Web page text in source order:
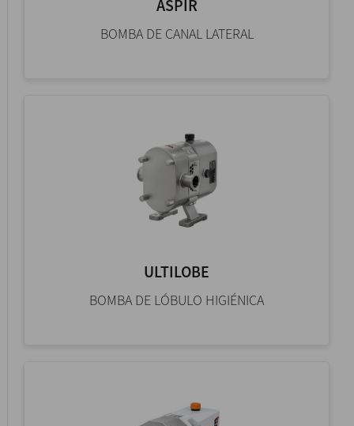
ASPIR
BOMBA DE CANAL LATERAL
ULTILOBE
BOMBA DE LÓBULO HIGIÉNICA